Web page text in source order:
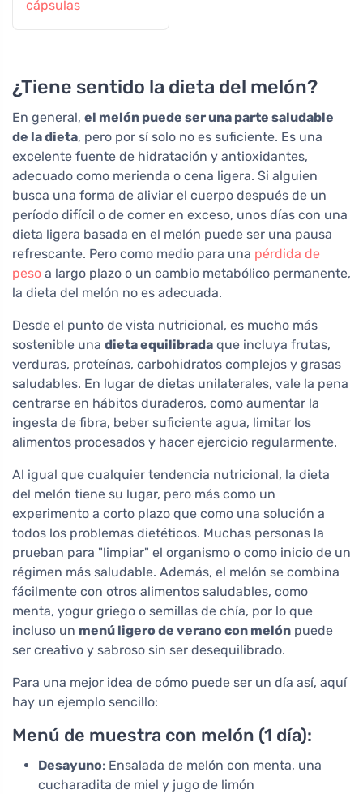
cápsulas
¿Tiene sentido la dieta del melón?
En general, el melón puede ser una parte saludable
de la dieta, pero por sí solo no es suficiente. Es una
excelente fuente de hidratación y antioxidantes,
adecuado como merienda o cena ligera. Si alguien
busca una forma de aliviar el cuerpo después de un
período difícil o de comer en exceso, unos días con una
dieta ligera basada en el melón puede ser una pausa
refrescante. Pero como medio para una pérdida de
peso a largo plazo o un cambio metabólico permanente,
la dieta del melón no es adecuada.
Desde el punto de vista nutricional, es mucho más
sostenible una dieta equilibrada que incluya frutas,
verduras, proteínas, carbohidratos complejos y grasas
saludables. En lugar de dietas unilaterales, vale la pena
centrarse en hábitos duraderos, como aumentar la
ingesta de fibra, beber suficiente agua, limitar los
alimentos procesados y hacer ejercicio regularmente.
Al igual que cualquier tendencia nutricional, la dieta
del melón tiene su lugar, pero más como un
experimento a corto plazo que como una solución a
todos los problemas dietéticos. Muchas personas la
prueban para "limpiar" el organismo o como inicio de un
régimen más saludable. Además, el melón se combina
fácilmente con otros alimentos saludables, como
menta, yogur griego o semillas de chía, por lo que
incluso un menú ligero de verano con melón puede
ser creativo y sabroso sin ser desequilibrado.
Para una mejor idea de cómo puede ser un día así, aquí
hay un ejemplo sencillo:
Menú de muestra con melón (1 día):
Desayuno: Ensalada de melón con menta, una
cucharadita de miel y jugo de limón